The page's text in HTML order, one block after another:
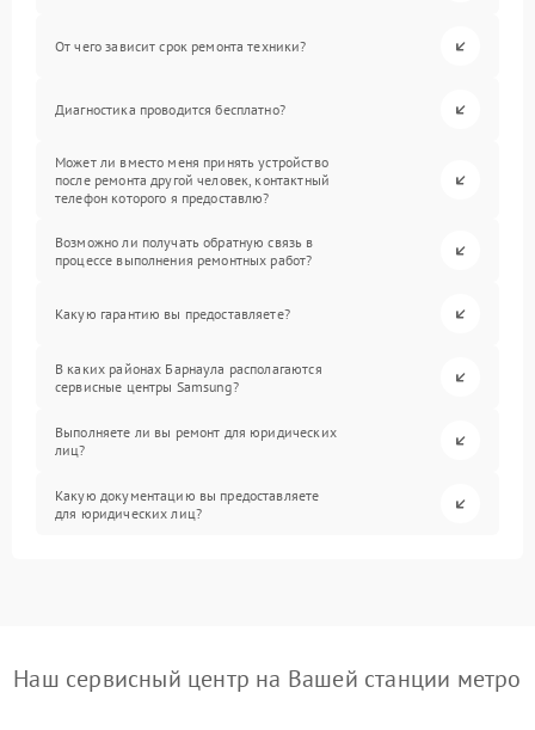
От чего зависит срок ремонта техники?
Диагностика проводится бесплатно?
Может ли вместо меня принять устройство
после ремонта другой человек, контактный
телефон которого я предоставлю?
Возможно ли получать обратную связь в
процессе выполнения ремонтных работ?
Какую гарантию вы предоставляете?
В каких районах Барнаула располагаются
сервисные центры Samsung?
Выполняете ли вы ремонт для юридических
лиц?
Какую документацию вы предоставляете
для юридических лиц?
Наш сервисный центр на Вашей станции метро